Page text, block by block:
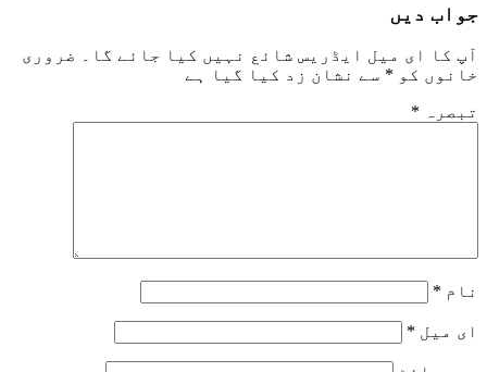
جواب دیں
آپ کا ای میل ایڈریس شائع نہیں کیا جائے گا۔
ضروری
خانوں کو * سے نشان زد کیا گیا ہے
تبصرہ *
نام *
ای میل *